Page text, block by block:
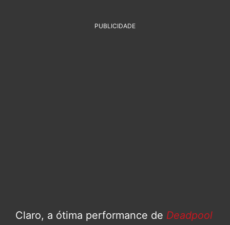
PUBLICIDADE
Claro, a ótima performance de Deadpool